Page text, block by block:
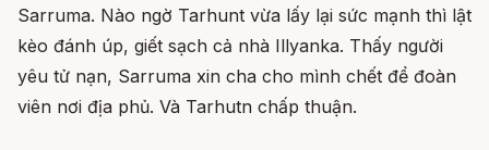
Sarruma. Nào ngờ Tarhunt vừa lấy lại sức mạnh thì lật
kèo đánh úp, giết sạch cả nhà Illyanka. Thấy người
yêu tử nạn, Sarruma xin cha cho mình chết để đoàn
viên nơi địa phủ. Và Tarhutn chấp thuận.